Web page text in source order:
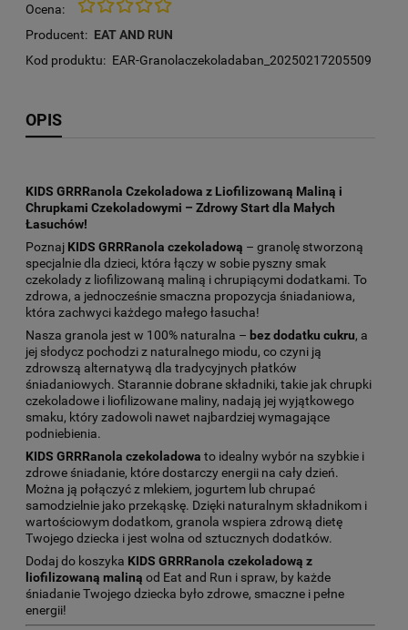
Ocena:
Producent: EAT AND RUN
Kod produktu: EAR-Granolaczekoladaban_20250217205509
OPIS
KIDS GRRRanola Czekoladowa z Liofilizowaną Maliną i
Chrupkami Czekoladowymi – Zdrowy Start dla Małych
Łasuchów!
Poznaj KIDS GRRRanola czekoladową – granolę stworzoną
specjalnie dla dzieci, która łączy w sobie pyszny smak
czekolady z liofilizowaną maliną i chrupiącymi dodatkami. To
zdrowa, a jednocześnie smaczna propozycja śniadaniowa,
która zachwyci każdego małego łasucha!
Nasza granola jest w 100% naturalna – bez dodatku cukru, a
jej słodycz pochodzi z naturalnego miodu, co czyni ją
zdrowszą alternatywą dla tradycyjnych płatków
śniadaniowych. Starannie dobrane składniki, takie jak chrupki
czekoladowe i liofilizowane maliny, nadają jej wyjątkowego
smaku, który zadowoli nawet najbardziej wymagające
podniebienia.
KIDS GRRRanola czekoladowa to idealny wybór na szybkie i
zdrowe śniadanie, które dostarczy energii na cały dzień.
Można ją połączyć z mlekiem, jogurtem lub chrupać
samodzielnie jako przekąskę. Dzięki naturalnym składnikom i
wartościowym dodatkom, granola wspiera zdrową dietę
Twojego dziecka i jest wolna od sztucznych dodatków.
Dodaj do koszyka KIDS GRRRanola czekoladową z
liofilizowaną maliną od Eat and Run i spraw, by każde
śniadanie Twojego dziecka było zdrowe, smaczne i pełne
energii!